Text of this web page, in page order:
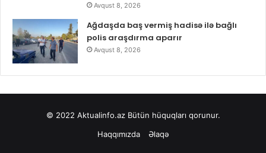
Avqust 8, 2026
Ağdaşda baş vermiş hadisə ilə bağlı
polis araşdırma aparır
Avqust 8, 2026
© 2022 Aktualinfo.azBütün hüquqları qorunur.
Haqqımızda
Əlaqə